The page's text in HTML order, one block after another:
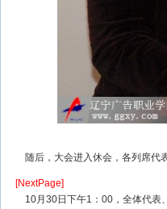
随后，大会进入休会，各列席代
[NextPage]
10月30日下午1：00，全体代表